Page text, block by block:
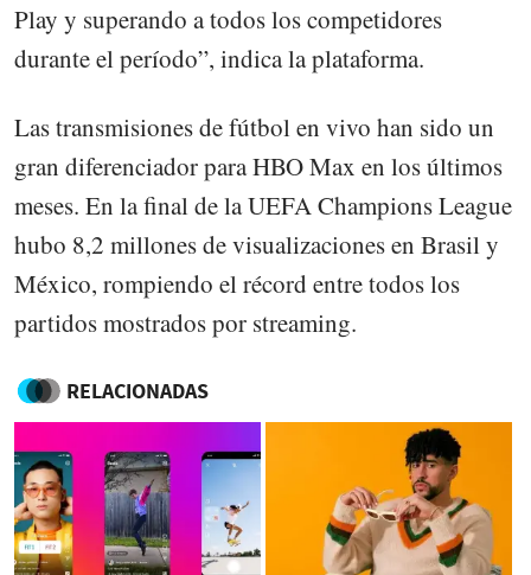
Play y superando a todos los competidores
durante el período”, indica la plataforma.
Las transmisiones de fútbol en vivo han sido un
gran diferenciador para HBO Max en los últimos
meses. En la final de la UEFA Champions League
hubo 8,2 millones de visualizaciones en Brasil y
México, rompiendo el récord entre todos los
partidos mostrados por streaming.
RELACIONADAS